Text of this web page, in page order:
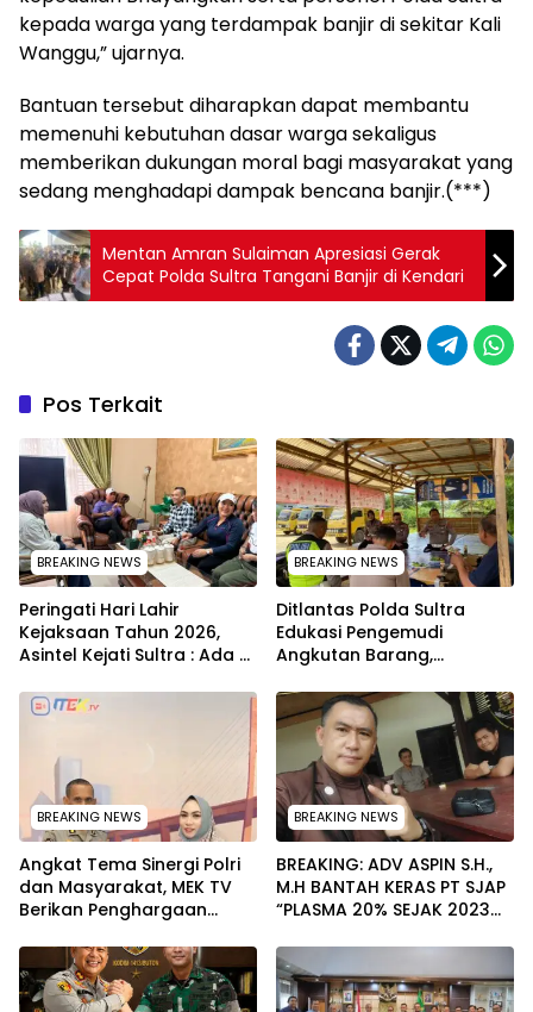
kepada warga yang terdampak banjir di sekitar Kali
Wanggu,” ujarnya.
Bantuan tersebut diharapkan dapat membantu
memenuhi kebutuhan dasar warga sekaligus
memberikan dukungan moral bagi masyarakat yang
sedang menghadapi dampak bencana banjir.(***)
Mentan Amran Sulaiman Apresiasi Gerak
Cepat Polda Sultra Tangani Banjir di Kendari
Pos Terkait
BREAKING NEWS
Peringati Hari Lahir
Kejaksaan Tahun 2026,
Asintel Kejati Sultra : Ada
sampai Adhyaksa Run
BREAKING NEWS
Ditlantas Polda Sultra
Edukasi Pengemudi
Angkutan Barang,
Kendaraan Demi
Keselamatan
BREAKING NEWS
Angkat Tema Sinergi Polri
dan Masyarakat, MEK TV
Berikan Penghargaan
melalui Kabid Humas
BREAKING NEWS
BREAKING: ADV ASPIN S.H.,
M.H BANTAH KERAS PT SJAP
“PLASMA 20% SEJAK 2023
WARGA WAWOONE!